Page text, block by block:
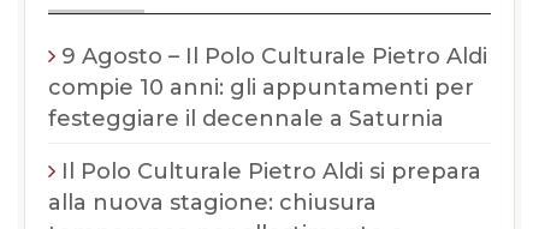
9 Agosto – Il Polo Culturale Pietro Aldi
compie 10 anni: gli appuntamenti per
festeggiare il decennale a Saturnia
Il Polo Culturale Pietro Aldi si prepara
alla nuova stagione: chiusura